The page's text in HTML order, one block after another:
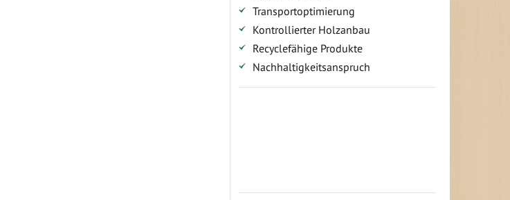
Transportoptimierung
Kontrollierter Holzanbau
Recyclefähige Produkte
Nachhaltigkeitsanspruch